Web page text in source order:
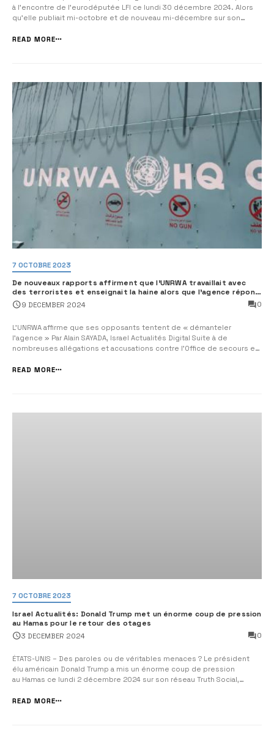
à l’encontre de l’eurodéputée LFI ce lundi 30 décembre 2024.​​​ Alors
qu’elle publiait mi-octobre et de nouveau mi-décembre sur son
la résistance armée palestinienne », la députée européenne Rima
READ MORE
7 OCTOBRE 2023
De nouveaux rapports affirment que l’UNRWA travaillait avec
des terroristes et enseignait la haine alors que l’agence répond
aux critiques
9 DECEMBER 2024 0
L’UNRWA affirme que ses opposants tentent de « démanteler
l’agence » Par Alain SAYADA, Israel Actualités Digital Suite à de
nombreuses allégations et accusations contre l’Office de secours et
Proche-Orient (UNRWA) pour ses liens avec des terroristes
READ MORE
7 OCTOBRE 2023
Israel Actualités: Donald Trump met un énorme coup de pression
au Hamas pour le retour des otages
3 DECEMBER 2024 0
ÉTATS-UNIS – Des paroles ou de véritables menaces ? Le président
élu américain Donald Trump a mis un énorme coup de pression
au Hamas ce lundi 2 décembre 2024 sur son réseau Truth Social,
israéliens rapidement sous peine de représailles. « Si les otages ne
READ MORE